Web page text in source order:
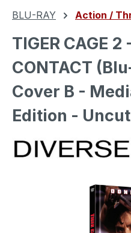
BLU-RAY Action /
TIGER CAGE 2
CONTACT
Cover B -
Edition - Uncut
Bildergalerie überspringen